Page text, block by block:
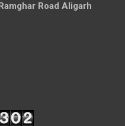
Road Aligarh